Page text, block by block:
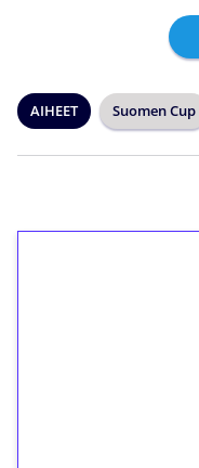
AIHEET Suomen Cup